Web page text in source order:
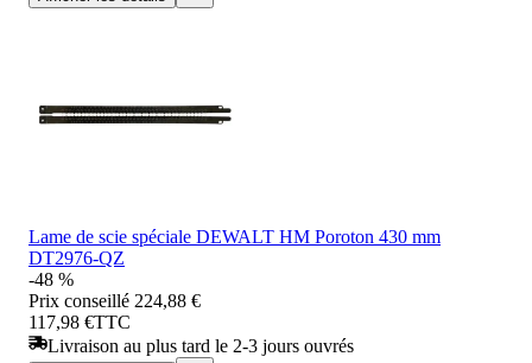
Lame de scie spéciale DEWALT HM Poroton 430 mm
DT2976-QZ
-48 %
Prix conseillé 224,88 €
117,98 €TTC
Livraison au plus tard le 2-3 jours ouvrés